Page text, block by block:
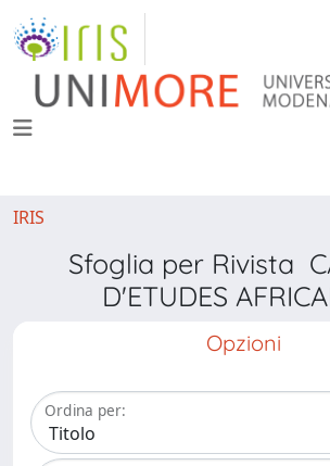
IRIS
Sfoglia per Rivista
D'ETUDES
Opzioni
Ordina per: